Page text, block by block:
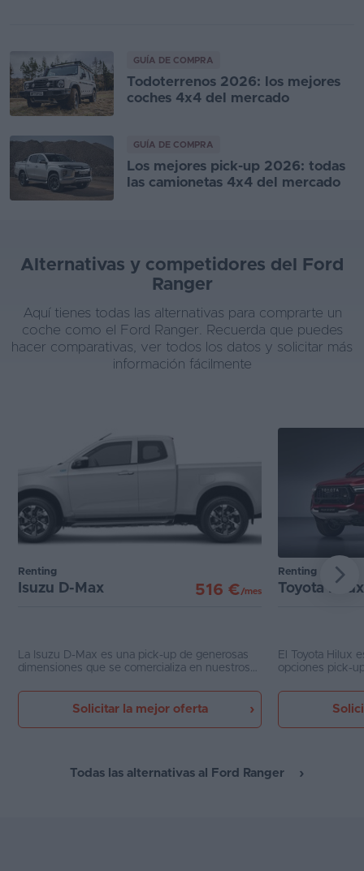
GUÍA DE COMPRA
Todoterrenos 2026: los mejores
coches 4x4 del mercado
GUÍA DE COMPRA
Los mejores pick-up 2026: todas
las camionetas 4x4 del mercado
Alternativas y competidores del Ford
Ranger
Aquí tienes todas las alternativas para comprarte un
coche como el Ford Ranger. Recuerda que puedes
hacer comparativas, ver todos los datos y solicitar más
información fácilmente
Renting
Isuzu D-Max 516 €/mes
La Isuzu D-Max es una pick-up de generosas
dimensiones que se comercializa en nuestros
más "exótica" de todas las que ofrece
actualmente el mercado, aunque la D-Max es
Solicitar la mejor oferta
Renting
Toyota Hilux
El Toyota Hilux
opciones pick-
y por un muy
Todas las alternativas al Ford Ranger